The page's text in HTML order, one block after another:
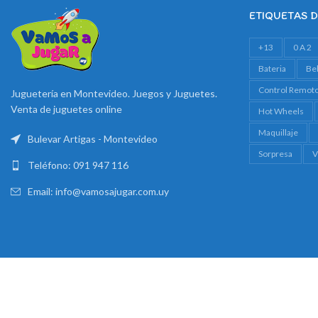
Juguetería en Montevideo. Juegos y Juguetes.
Venta de juguetes online
Bulevar Artigas - Montevideo
Teléfono: 091 947 116
Email: info@vamosajugar.com.uy
ETIQUETAS
+13
0 A 2
Bateria
Control
Hot Wheels
Maquillaje
Sorpresa